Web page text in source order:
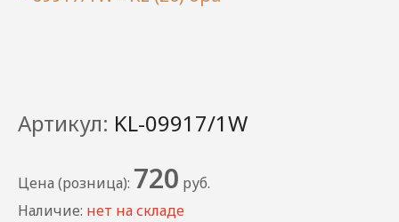
Артикул: KL-09917/1W
Цена (розница): 720 руб.
Наличие: нет на складе